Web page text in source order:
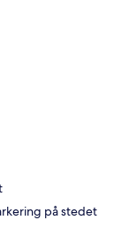
på stedet